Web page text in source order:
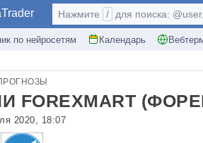
по нейросетям Календарь
Нажмите / для поиска:
2020, 18:07